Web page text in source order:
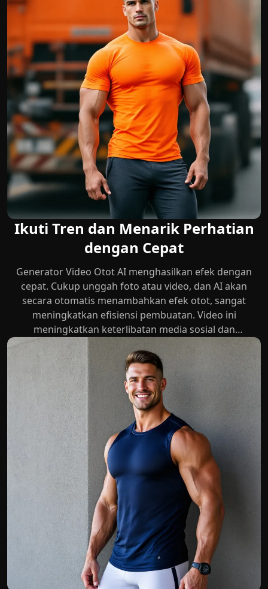
Ikuti Tren dan Menarik Perhatian
dengan Cepat
Generator Video Otot AI menghasilkan efek dengan
cepat. Cukup unggah foto atau video, dan AI akan
secara otomatis menambahkan efek otot, sangat
meningkatkan efisiensi pembuatan. Video ini
meningkatkan keterlibatan media sosial dan
membantu Anda membangun koneksi yang lebih kuat
di platform.